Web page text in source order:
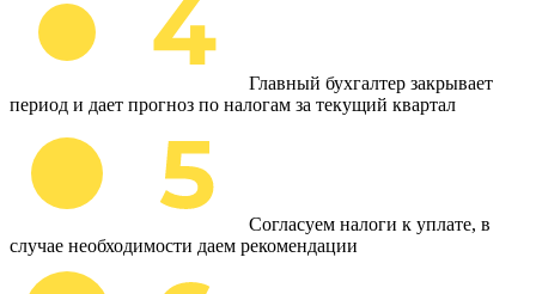
Главный бухгалтер закрывает
период и дает прогноз по налогам за текущий квартал
Согласуем налоги к уплате, в
случае необходимости даем рекомендации